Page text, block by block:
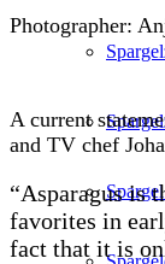
Photographer:
A current
and TV chef
“Asparagus is
favorites in
fact that it is